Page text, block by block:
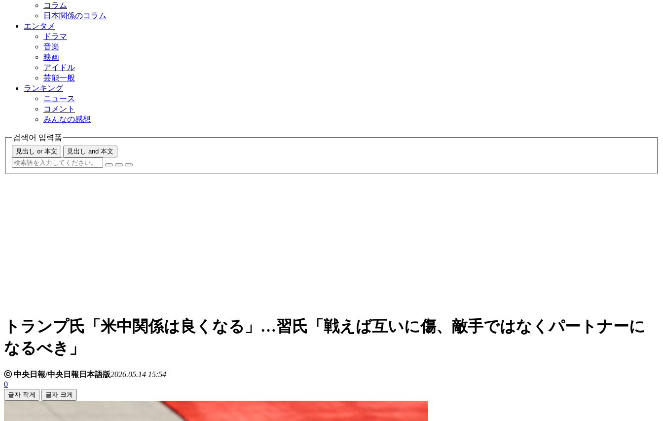
コラム
日本関係のコラム
エンタメ
ドラマ
音楽
映画
アイドル
芸能一般
ランキング
ニュース
コメント
みんなの感想
검색어 입력폼
見出し or 本文 見出し and 本文
トランプ氏「米中関係は良くなる」…習氏「戦えば互いに傷、敵手ではなくパートナーに
なるべき」
ⓒ 中央日報/中央日報日本語版2026.05.14 15:54
0
글자 작게 글자 크게